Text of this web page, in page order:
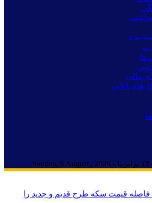
مالی
آنلاین
فاصله قیمت سکه طرح قدیم و جدید را